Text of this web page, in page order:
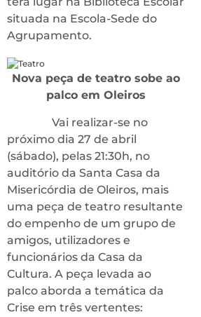
situada na Escola-Sede do
Agrupamento.
Nova peça de teatro sobe ao
palco em Oleiros
Vai realizar-se no
próximo dia 27 de abril
(sábado), pelas 21:30h, no
auditório da Santa Casa da
Misericórdia de Oleiros, mais
uma peça de teatro resultante
do empenho de um grupo de
amigos, utilizadores e
funcionários da Casa da
Cultura. A peça levada ao
palco aborda a temática da
Crise em três vertentes: